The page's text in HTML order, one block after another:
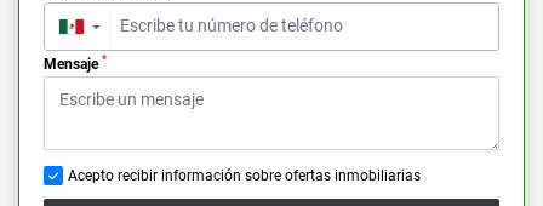
▼
Mensaje *
Acepto recibir información sobre ofertas inmobiliarias